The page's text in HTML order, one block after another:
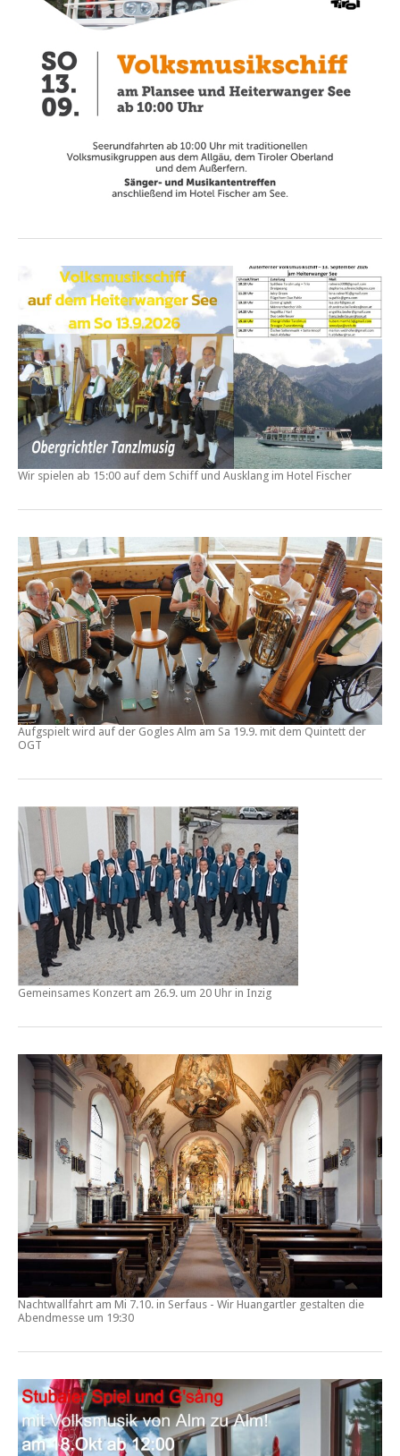
Wir spielen ab 15:00 auf dem Schiff und Ausklang im Hotel Fischer
Aufgspielt wird auf der Gogles Alm am Sa 19.9. mit dem Quintett der
OGT
Gemeinsames Konzert am 26.9. um 20 Uhr in Inzig
Nachtwallfahrt am Mi 7.10. in Serfaus - Wir Huangartler gestalten die
Abendmesse um 19:30